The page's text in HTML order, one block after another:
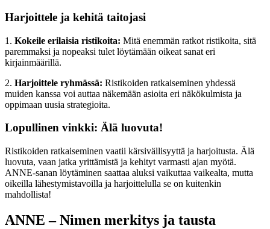
Harjoittele ja kehitä taitojasi
1. Kokeile erilaisia ristikoita: Mitä enemmän ratkot ristikoita, sitä
paremmaksi ja nopeaksi tulet löytämään oikeat sanat eri
kirjainmäärillä.
2. Harjoittele ryhmässä: Ristikoiden ratkaiseminen yhdessä
muiden kanssa voi auttaa näkemään asioita eri näkökulmista ja
oppimaan uusia strategioita.
Lopullinen vinkki: Älä luovuta!
Ristikoiden ratkaiseminen vaatii kärsivällisyyttä ja harjoitusta. Älä
luovuta, vaan jatka yrittämistä ja kehityt varmasti ajan myötä.
ANNE-sanan löytäminen saattaa aluksi vaikuttaa vaikealta, mutta
oikeilla lähestymistavoilla ja harjoittelulla se on kuitenkin
mahdollista!
ANNE – Nimen merkitys ja tausta